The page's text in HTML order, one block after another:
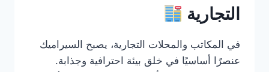
التجارية
في المكاتب والمحلات التجارية، يصبح السيراميك
عنصرًا أساسيًا في خلق بيئة احترافية وجذابة.